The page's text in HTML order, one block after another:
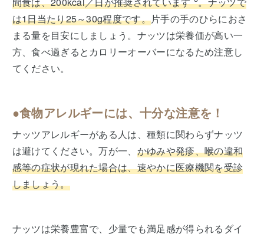
は1日当たり25～30g程度です。片手の手のひらにおさ
まる量を目安にしましょう。ナッツは栄養価が高い一
方、食べ過ぎるとカロリーオーバーになるため注意し
てください。
●食物アレルギーには、十分な注意を！
ナッツアレルギーがある人は、種類に関わらずナッツ
は避けてください。万が一、 かゆみや発疹、喉の違和
感等の症状が現れた場合は、速やかに医療機関を受診
しましょう。
ナッツは栄養豊富で、少量でも満足感が得られるダイ